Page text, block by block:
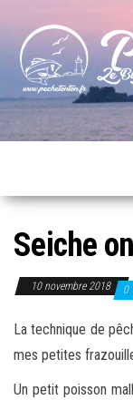
content
Seiche
10 novembre 2018 0
La technique de
mes petites
Un petit poisson